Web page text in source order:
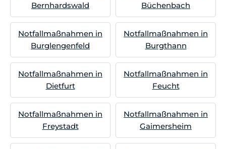
Bernhardswald
Büchenbach
Notfallmaßnahmen in
Burglengenfeld
Notfallmaßnahmen in
Burgthann
Notfallmaßnahmen in
Dietfurt
Notfallmaßnahmen in
Feucht
Notfallmaßnahmen in
Freystadt
Notfallmaßnahmen in
Gaimersheim